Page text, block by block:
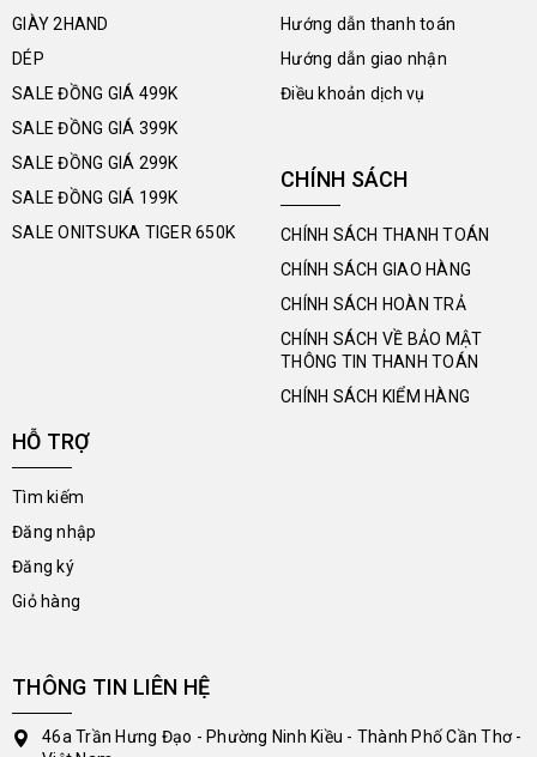
GIÀY 2HAND
DÉP
SALE ĐỒNG GIÁ 499K
SALE ĐỒNG GIÁ 399K
SALE ĐỒNG GIÁ 299K
SALE ĐỒNG GIÁ 199K
SALE ONITSUKA TIGER 650K
Hướng dẫn thanh toán
Hướng dẫn giao nhận
Điều khoản dịch vụ
CHÍNH SÁCH
CHÍNH SÁCH THANH TOÁN
CHÍNH SÁCH GIAO HÀNG
CHÍNH SÁCH HOÀN TRẢ
CHÍNH SÁCH VỀ BẢO MẬT
THÔNG TIN THANH TOÁN
CHÍNH SÁCH KIỂM HÀNG
HỖ TRỢ
Tìm kiếm
Đăng nhập
Đăng ký
Giỏ hàng
THÔNG TIN LIÊN HỆ
46a Trần Hưng Đạo - Phường Ninh Kiều - Thành Phố Cần Thơ -